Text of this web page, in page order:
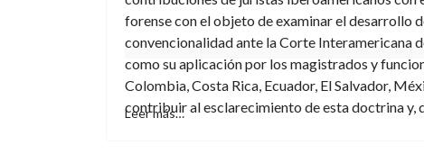
forense con el objeto de examinar el desarrollo
convencionalidad ante la Corte Interamericana
como su aplicación por los magistrados y
Colombia, Costa Rica, Ecuador, El Salvador,
contribuir al esclarecimiento de esta doctrina y,
Leer más…